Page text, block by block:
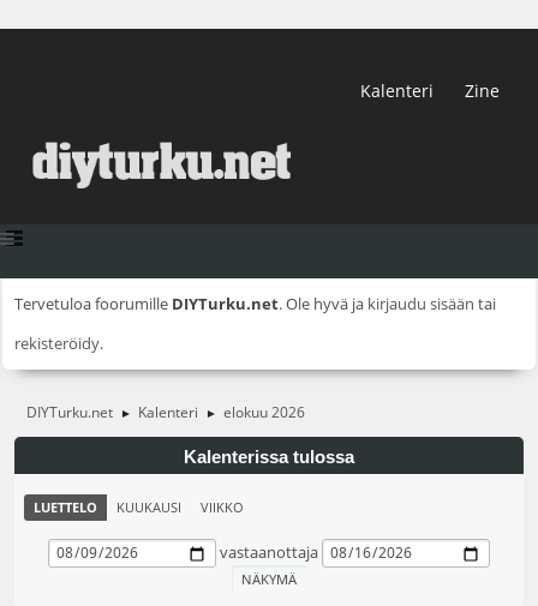
Kalenteri Zine
Tervetuloa foorumille DIYTurku.net. Ole hyvä ja kirjaudu sisään tai
rekisteröidy.
DIYTurku.net ► Kalenteri ► elokuu 2026
Kalenterissa tulossa
LUETTELO KUUKAUSI VIIKKO
vastaanottaja